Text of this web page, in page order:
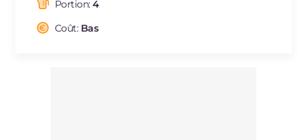
Portion:4
Coût: Bas